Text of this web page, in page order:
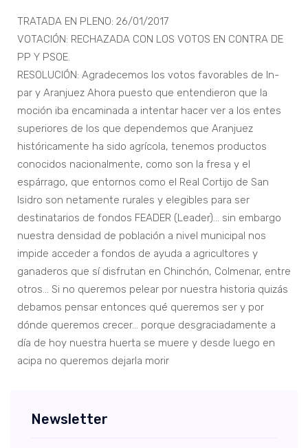
TRATADA EN PLENO: 26/01/2017
VOTACIÓN: RECHAZADA CON LOS VOTOS EN CONTRA DE
PP Y PSOE.
RESOLUCIÓN: Agradecemos los votos favorables de In-
par y Aranjuez Ahora puesto que entendieron que la
moción iba encaminada a intentar hacer ver a los entes
superiores de los que dependemos que Aranjuez
históricamente ha sido agrícola, tenemos productos
conocidos nacionalmente, como son la fresa y el
espárrago, que entornos como el Real Cortijo de San
Isidro son netamente rurales y elegibles para ser
destinatarios de fondos FEADER (Leader)… sin embargo
nuestra densidad de población a nivel municipal nos
impide acceder a fondos de ayuda a agricultores y
ganaderos que sí disfrutan en Chinchón, Colmenar, entre
otros... Si no queremos pelear por nuestra historia quizás
debamos pensar entonces qué queremos ser y por
dónde queremos crecer… porque desgraciadamente a
día de hoy nuestra huerta se muere y desde luego en
acipa no queremos dejarla morir
Newsletter